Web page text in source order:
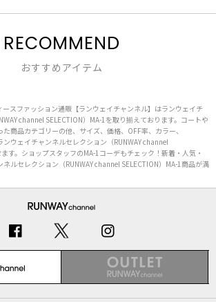
RECOMMEND
おすすめアイテム
スファッション通販【ランウェイチャンネル】はランウェイチ
channel SELECTION）MA-1を取り揃えております。コートや
商品カテゴリーの他、サイズ、価格、OFF率、カラー、
ウェイチャンネルセレクション（RUNWAY channel
す。ショップスタッフのMA-1コーデもチェック！新着・人気・
ルセレクション（RUNWAY channel SELECTION）MA-1商品が満